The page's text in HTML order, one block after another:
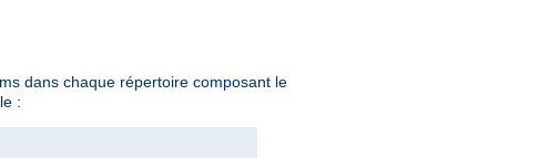
dans chaque répertoire composant le
: